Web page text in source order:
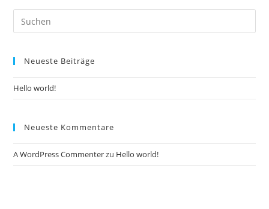
Neueste Beiträge
Hello world!
Neueste Kommentare
A WordPress Commenterzu Hello world!